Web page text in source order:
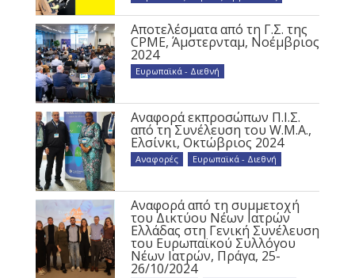
Αποτελέσματα από τη Γ.Σ. της
CPME, Άμστερνταμ, Νοέμβριος
2024
Ευρωπαϊκά - Διεθνή
Αναφορά εκπροσώπων Π.Ι.Σ.
από τη Συνέλευση του W.M.A.,
Ελσίνκι, Οκτώβριος 2024
Αναφορές Ευρωπαϊκά - Διεθνή
Αναφορά από τη συμμετοχή
του Δικτύου Νέων Ιατρών
Ελλάδας στη Γενική Συνέλευση
του Ευρωπαϊκού Συλλόγου
Νέων Ιατρών, Πράγα, 25-
26/10/2024